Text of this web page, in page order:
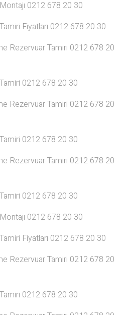
0212 678 20 30
Fiyatları 0212 678 20 30
Rezervuar Tamiri 0212 678 20
0212 678 20 30
Rezervuar Tamiri 0212 678 20
0212 678 20 30
Rezervuar Tamiri 0212 678 20
0212 678 20 30
0212 678 20 30
Fiyatları 0212 678 20 30
Rezervuar Tamiri 0212 678 20
0212 678 20 30